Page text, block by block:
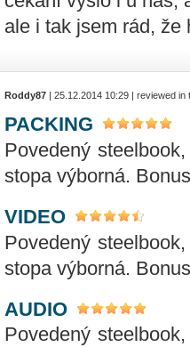
ale i tak jsem rád, že
Roddy87 | 25.12.2014 10:29 | reviewed
PACKING
Povedený
stopa výborná.
VIDEO
Povedený
stopa výborná.
AUDIO
Povedený